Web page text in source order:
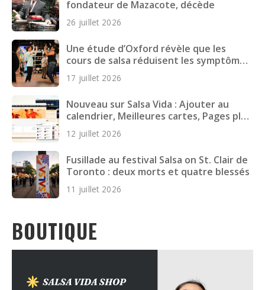
fondateur de Mazacote, décède
26 juillet 2026
Une étude d’Oxford révèle que les
cours de salsa réduisent les symptômes
dépressifs chez les jeunes adultes
17 juillet 2026
Nouveau sur Salsa Vida : Ajouter au
calendrier, Meilleures cartes, Pages plus
rapides et plus encore
12 juillet 2026
Fusillade au festival Salsa on St. Clair de
Toronto : deux morts et quatre blessés
11 juillet 2026
BOUTIQUE